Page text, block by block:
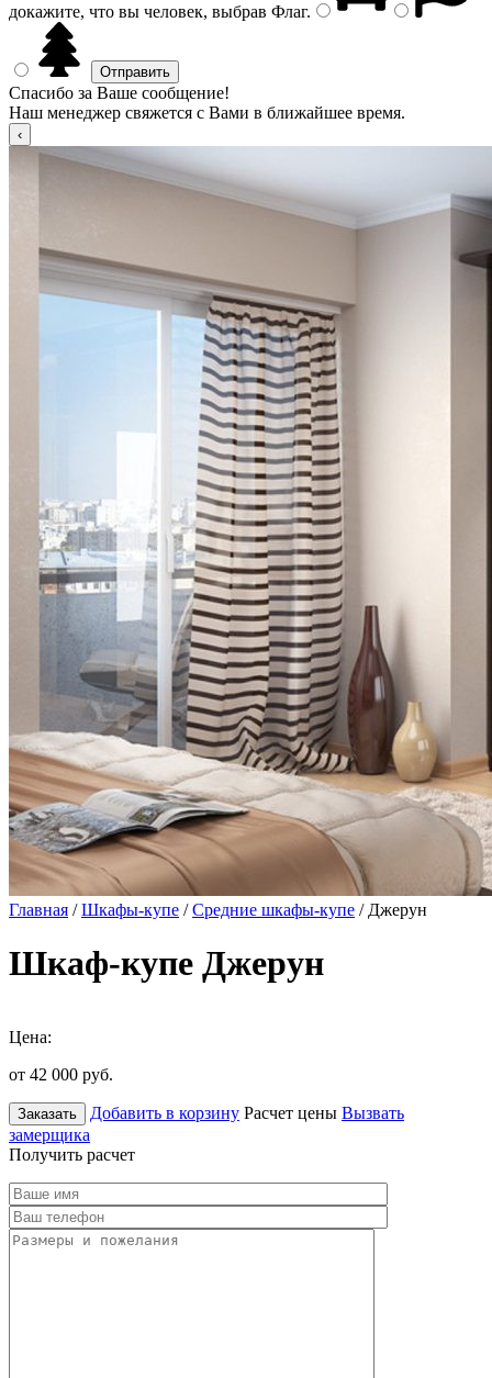
докажите, что вы человек, выбрав Флаг.
Спасибо за Ваше сообщение!
Наш менеджер свяжется с Вами в ближайшее время.
Главная /Шкафы-купе /Средние шкафы-купе / Джерун
Шкаф-купе Джерун
Цена:
от 42 000 руб.
Заказать Добавить в корзину Расчет цены Вызвать
замерщика
Получить расчет